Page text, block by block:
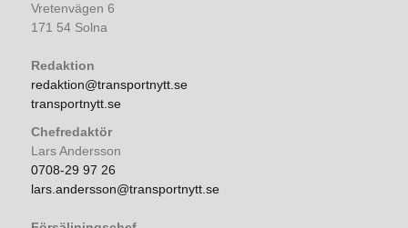
Vretenvägen 6
171 54 Solna
Redaktion
redaktion@transportnytt.se
transportnytt.se
Chefredaktör
Lars Andersson
0708-29 97 26
lars.andersson@transportnytt.se